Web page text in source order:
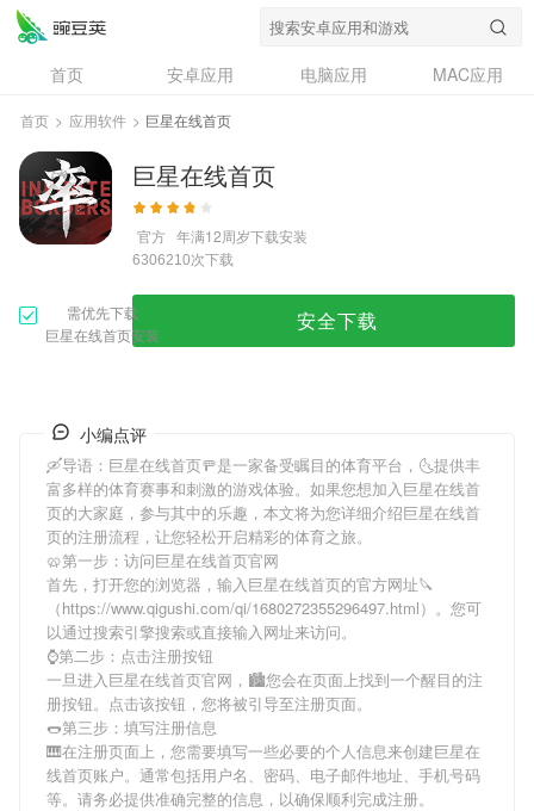
首页 安卓应用 电脑应用
MAC应用
资讯
专题
问答
首页 > 应用软件 > 巨星在线首页
巨星在线首页
官方 年满12周岁下载安装
6306210次下载
需优先下载
巨星在线首页安装
安全下载
小编点评
🛶导语： 巨星在线首页🚥是一家备受瞩目的体育平台，🌜提供丰
富多样的体育赛事和刺激的游戏体验。如果您想加入巨星在线首
页的大家庭，参与其中的乐趣，本文将为您详细介绍巨星在线首
页的注册流程，让您轻松开启精彩的体育之旅。
🥨第一步：访问巨星在线首页官网
首先，打开您的浏览器，输入巨星在线首页的官方网址🔪
（https://www.qigushi.com/qi/1680272355296497.html）。您可
以通过搜索引擎搜索或直接输入网址来访问。
⌚️第二步：点击注册按钮
一旦进入巨星在线首页官网，🏙您会在页面上找到一个醒目的注
册按钮。点击该按钮，您将被引导至注册页面。
🌭第三步：填写注册信息
🎹在注册页面上，您需要填写一些必要的个人信息来创建巨星在
线首页账户。通常包括用户名、密码、电子邮件地址、手机号码
等。请务必提供准确完整的信息，以确保顺利完成注册。